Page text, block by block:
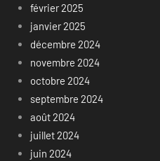
février 2025
janvier 2025
décembre 2024
novembre 2024
octobre 2024
septembre 2024
août 2024
juillet 2024
juin 2024